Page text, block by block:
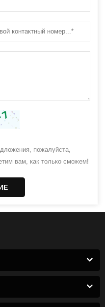
пожалуйста,
вам, как только сможем!